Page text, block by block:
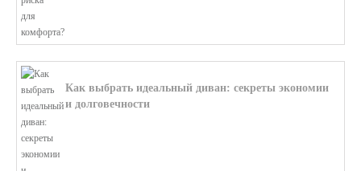
Как выбрать идеальный диван: секреты экономии
и долговечности